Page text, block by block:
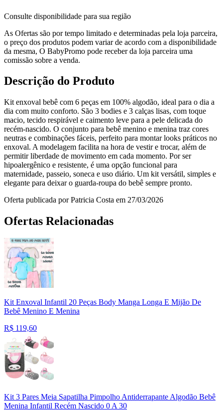
Consulte disponibilidade para sua região
As Ofertas são por tempo limitado e determinadas pela loja parceira,
o preço dos produtos podem variar de acordo com a disponibilidade
da mesma, O BabyPromo pode receber da loja parceira uma
comissão sobre a venda.
Descrição do Produto
Kit enxoval bebê com 6 peças em 100% algodão, ideal para o dia a
dia com muito conforto. São 3 bodies e 3 calças lisas, com toque
macio, tecido respirável e caimento leve para a pele delicada do
recém-nascido. O conjunto para bebê menino e menina traz cores
neutras e combinações fáceis, perfeito para montar looks práticos no
enxoval. A modelagem facilita na hora de vestir e trocar, além de
permitir liberdade de movimento em cada momento. Por ser
hipoalergênico e resistente, é uma opção funcional para
maternidade, passeio, soneca e uso diário. Um kit versátil, simples e
elegante para deixar o guarda-roupa do bebê sempre pronto.
Oferta publicada por Patricia Costa em 27/03/2026
Ofertas Relacionadas
Kit Enxoval Infantil 20 Peças Body Manga Longa E Mijão De
Bebê Menino E Menina
R$ 119,60
Kit 3 Pares Meia Sapatilha Pimpolho Antiderrapante Algodão Bebê
Menina Infantil Recém Nascido 0 A 30